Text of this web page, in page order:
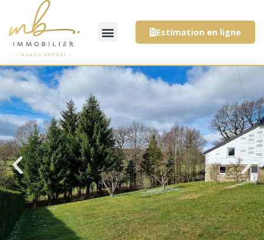
Estimation en ligne